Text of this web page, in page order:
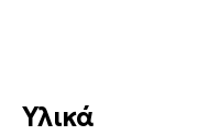
Υλικά